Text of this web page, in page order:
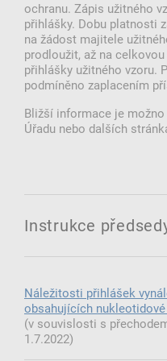
ochranu. Zápis užitného
přihlášky. Dobu platnosti
na žádost majitele
prodloužit, až na
přihlášky užitného vzoru.
podmíněno zaplacením
Bližší informace je
Úřadu nebo dalších
Instrukce
úpravy přihlášky
ochranného osvědčení
ochranu rostlin, přihlášky
evropské patentové
Náležitosti přihlášek
obsahujících
(v souvislosti s
1.7.2022)